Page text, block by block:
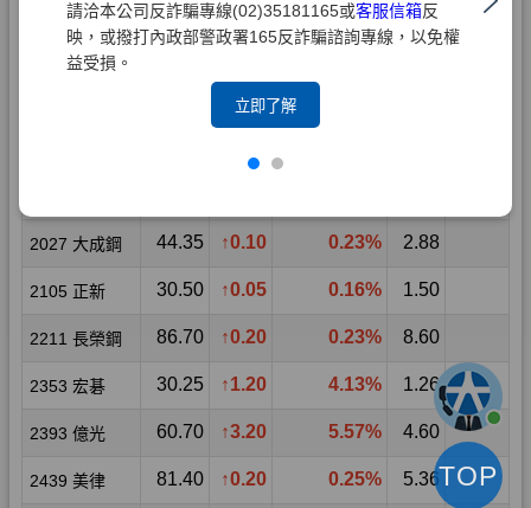
請洽本公司反詐騙專線(02)35181165或客服信箱反
映，或撥打內政部警政署165反詐騙諮詢專線，以免權
益受損。
立即了解
TOP